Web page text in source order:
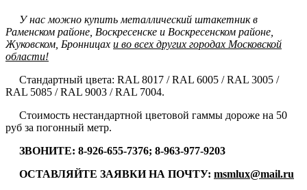
У нас можно купить металлический штакетник в
Раменском районе, Воскресенске и Воскресенском районе,
Жуковском, Бронницах и во всех других городах Московской
области!
Стандартный цвета: RAL 8017 / RAL 6005 / RAL 3005 /
RAL 5085 / RAL 9003 / RAL 7004.
Стоимость нестандартной цветовой гаммы дороже на 50
руб за погонный метр.
ЗВОНИТЕ: 8-926-655-7376; 8-963-977-9203
ОСТАВЛЯЙТЕ ЗАЯВКИ НА ПОЧТУ: msmlux@mail.ru